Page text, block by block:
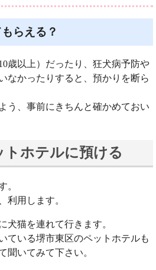
らえる？
歳以上）だったり、狂犬病予防や
なかったりすると、預かりを断ら
う、事前にきちんと確かめておい
トホテルに預ける
。
利用します。
犬猫を連れて行きます。
ている堺市東区のペットホテルも
聞いてみて下さい。